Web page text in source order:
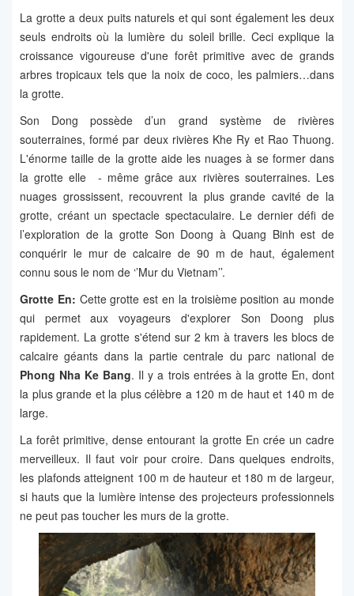
La grotte a deux puits naturels et qui sont également les deux
seuls endroits où la lumière du soleil brille. Ceci explique la
croissance vigoureuse d'une forêt primitive avec de grands
arbres tropicaux tels que la noix de coco, les palmiers…dans
la grotte.
Son Dong possède d’un grand système de rivières
souterraines, formé par deux rivières Khe Ry et Rao Thuong.
L'énorme taille de la grotte aide les nuages à se former dans
la grotte elle - même grâce aux rivières souterraines. Les
nuages grossissent, recouvrent la plus grande cavité de la
grotte, créant un spectacle spectaculaire. Le dernier défi de
l’exploration de la grotte Son Doong à Quang Binh est de
conquérir le mur de calcaire de 90 m de haut, également
connu sous le nom de ‘’Mur du Vietnam’’.
Grotte En: Cette grotte est en la troisième position au monde
qui permet aux voyageurs d'explorer Son Doong plus
rapidement. La grotte s'étend sur 2 km à travers les blocs de
calcaire géants dans la partie centrale du parc national de
Phong Nha Ke Bang. Il y a trois entrées à la grotte En, dont
la plus grande et la plus célèbre a 120 m de haut et 140 m de
large.
La forêt primitive, dense entourant la grotte En crée un cadre
merveilleux. Il faut voir pour croire. Dans quelques endroits,
les plafonds atteignent 100 m de hauteur et 180 m de largeur,
si hauts que la lumière intense des projecteurs professionnels
ne peut pas toucher les murs de la grotte.